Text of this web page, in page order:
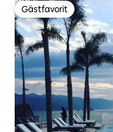
Gästfavorit
Gästfavorit